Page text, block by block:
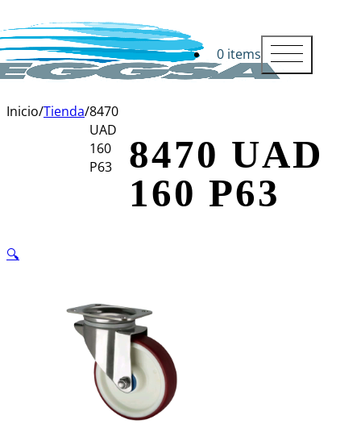
0 items
Inicio/Tienda/8470
UAD
160
P63
8470 UAD
160 P63
🔍